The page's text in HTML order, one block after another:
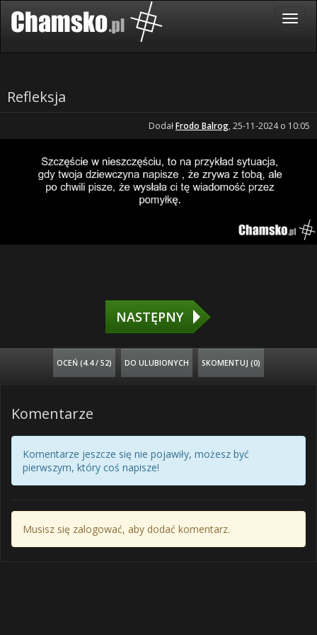
Refleksja
DodałFrodo Balrog, 25-11-2024 o 10:05
NASTĘPNY
OCEŃ (4.4 / 52) DO ULUBIONYCH SKOMENTUJ (0)
Komentarze
Komentarze jeszcze się nie pojawiły, możesz być
pierwszym, który coś napisze!
Musisz się zalogować, aby dodać komentarz.